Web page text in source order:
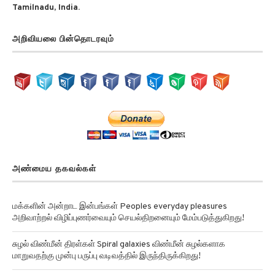
Tamilnadu, India.
அறிவியலை பின்தொடரவும்
அண்மைய தகவல்கள்
மக்களின் அன்றாட இன்பங்கள் Peoples everyday pleasures
அறிவாற்றல் விழிப்புணர்வையும் செயல்திறனையும் மேம்படுத்துகிறது!
சுழல் விண்மீன் திரள்கள் Spiral galaxies விண்மீன் சுழல்களாக
மாறுவதற்கு முன்பு பருப்பு வடிவத்தில் இருந்திருக்கிறது!